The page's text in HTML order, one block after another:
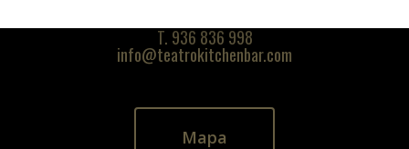
T. 936 836 998
info@teatrokitchenbar.com
Mapa